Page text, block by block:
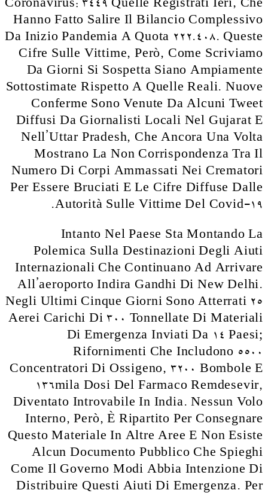
Coronavirus: 3449 Quelle Registrati Ieri, Che
Hanno Fatto Salire Il Bilancio Complessivo
Da Inizio Pandemia A Quota 222.408. Queste
Cifre Sulle Vittime, Però, Come Scriviamo
Da Giorni Si Sospetta Siano Ampiamente
Sottostimate Rispetto A Quelle Reali. Nuove
Conferme Sono Venute Da Alcuni Tweet
Diffusi Da Giornalisti Locali Nel Gujarat E
Nell’Uttar Pradesh, Che Ancora Una Volta
Mostrano La Non Corrispondenza Tra Il
Numero Di Corpi Ammassati Nei Crematori
Per Essere Bruciati E Le Cifre Diffuse Dalle
Autorità Sulle Vittime Del Covid-19.
Intanto Nel Paese Sta Montando La
Polemica Sulla Destinazioni Degli Aiuti
Internazionali Che Continuano Ad Arrivare
All’aeroporto Indira Gandhi Di New Delhi.
Negli Ultimi Cinque Giorni Sono Atterrati 25
Aerei Carichi Di 300 Tonnellate Di Materiali
Di Emergenza Inviati Da 14 Paesi;
Rifornimenti Che Includono 5500
Concentratori Di Ossigeno, 3200 Bombole E
136mila Dosi Del Farmaco Remdesevir,
Diventato Introvabile In India. Nessun Volo
Interno, Però, È Ripartito Per Consegnare
Questo Materiale In Altre Aree E Non Esiste
Alcun Documento Pubblico Che Spieghi
Come Il Governo Modi Abbia Intenzione Di
Distribuire Questi Aiuti Di Emergenza. Per